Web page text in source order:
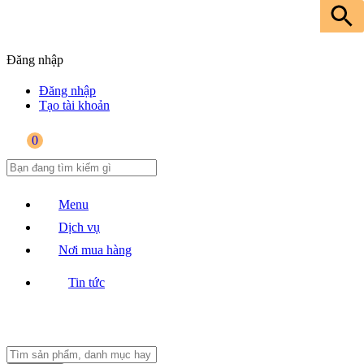
Đăng nhập
Đăng nhập
Tạo tài khoản
0
Menu
Dịch vụ
Nơi mua hàng
Tin tức